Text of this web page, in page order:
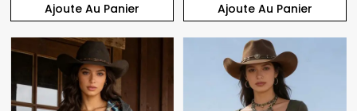
Ajoute Au Panier Ajoute Au Panier